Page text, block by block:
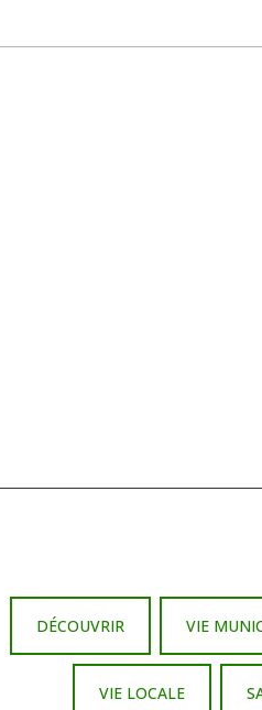
DÉCOUVRIR VIE
VIE LOCALE